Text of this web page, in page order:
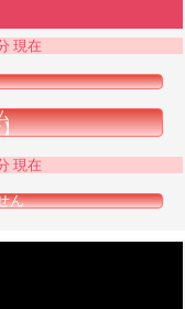
現在
】
現在
ん